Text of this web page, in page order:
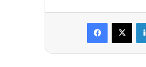
Facebook
X